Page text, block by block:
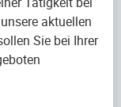
aktuellen
Sie bei Ihrer